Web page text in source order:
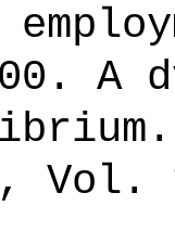
A